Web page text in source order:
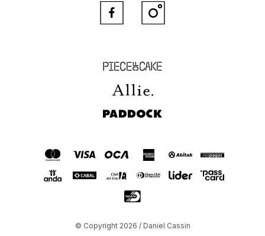
Piece of Cake
Allie
Paddock
 
© Copyright 2026 / Daniel Cassin